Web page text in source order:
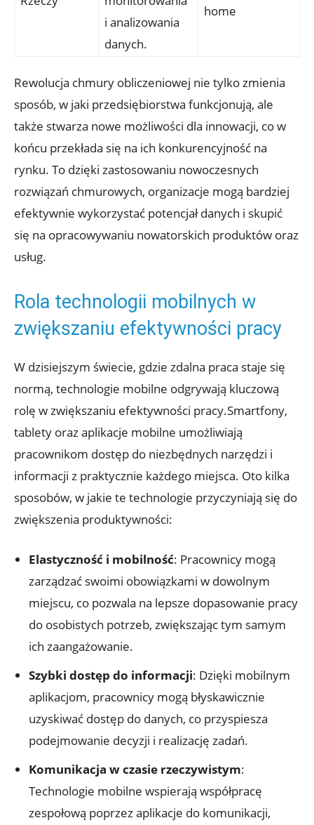
i analizowania
danych.
home
Rewolucja chmury obliczeniowej nie tylko zmienia
sposób, w jaki przedsiębiorstwa funkcjonują, ale
także stwarza nowe możliwości dla innowacji, co w
końcu przekłada się na ich konkurencyjność na
rynku. To dzięki zastosowaniu nowoczesnych
rozwiązań chmurowych, organizacje mogą bardziej
efektywnie wykorzystać potencjał danych i skupić
się na opracowywaniu nowatorskich produktów oraz
usług.
Rola technologii mobilnych w
zwiększaniu efektywności pracy
W dzisiejszym świecie, gdzie zdalna praca staje się
normą, technologie mobilne odgrywają kluczową
rolę w zwiększaniu efektywności pracy.Smartfony,
tablety oraz aplikacje mobilne umożliwiają
pracownikom dostęp do niezbędnych narzędzi i
informacji z praktycznie każdego miejsca. Oto kilka
sposobów, w jakie te technologie przyczyniają się do
zwiększenia produktywności:
Elastyczność i mobilność: Pracownicy mogą
zarządzać swoimi obowiązkami w dowolnym
miejscu, co pozwala na lepsze dopasowanie pracy
do osobistych potrzeb, zwiększając tym samym
ich zaangażowanie.
Szybki dostęp do informacji: Dzięki mobilnym
aplikacjom, pracownicy mogą błyskawicznie
uzyskiwać dostęp do danych, co przyspiesza
podejmowanie decyzji i realizację zadań.
Komunikacja w czasie rzeczywistym:
Technologie mobilne wspierają współpracę
zespołową poprzez aplikacje do komunikacji,